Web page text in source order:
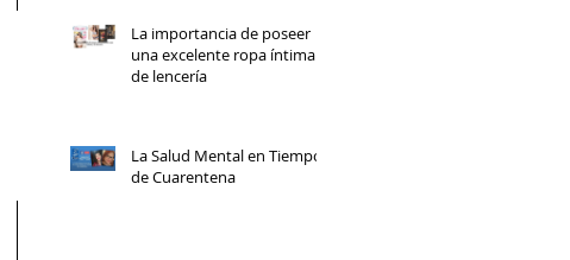
La importancia de poseer
una excelente ropa íntima y
de lencería
La Salud Mental en Tiempos
de Cuarentena